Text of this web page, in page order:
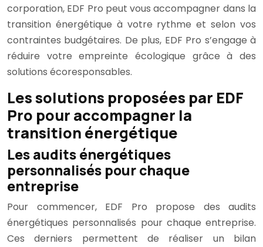
corporation, EDF Pro peut vous accompagner dans la
transition énergétique à votre rythme et selon vos
contraintes budgétaires. De plus, EDF Pro s’engage à
réduire votre empreinte écologique grâce à des
solutions écoresponsables.
Les solutions proposées par EDF
Pro pour accompagner la
transition énergétique
Les audits énergétiques
personnalisés pour chaque
entreprise
Pour commencer, EDF Pro propose des audits
énergétiques personnalisés pour chaque entreprise.
Ces derniers permettent de réaliser un bilan